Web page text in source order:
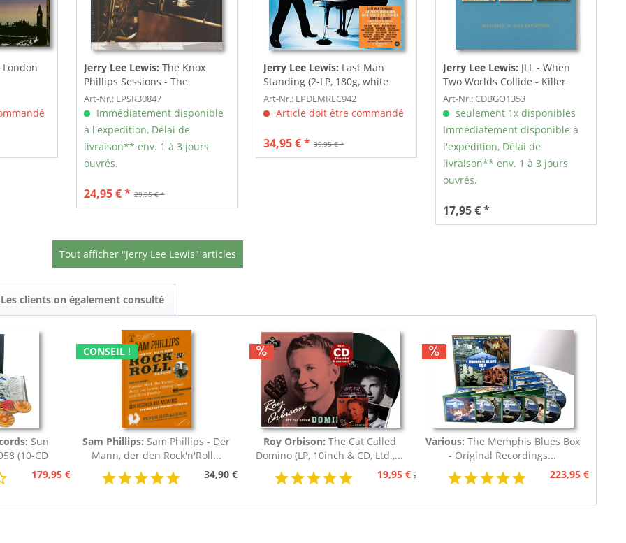
London Jerry Lee Lewis: The Knox
Phillips Sessions - The
Unreleased...
Art-Nr.: LPSR30847
Immédiatement disponible
à l'expédition, Délai de
livraison** env. 1 à 3 jours
ouvrés.
29,95 € *
24,95 € *
Jerry Lee Lewis: Last Man
Standing (2-LP, 180g, white
vinyl)
Art-Nr.: LPDEMREC942
Article doit être commandé
39,95 € *
34,95 € *
Jerry Lee Lewis: JLL - When
Two Worlds Collide - Killer
Country...
Art-Nr.: CDBGO1353
seulement 1x disponibles
Immédiatement disponible à
l'expédition, Délai de
livraison** env. 1 à 3 jours
ouvrés.
17,95 € *
Tout afficher "Jerry Lee Lewis" articles
Les clients on également consulté
Sun
(10-CD
179,95 € 188,95 €
CONSEIL !
Sam Phillips: Sam Phillips - Der
Mann, der den Rock'n'Roll...
34,90 €
Roy Orbison: The Cat Called
Domino (LP, 10inch & CD, Ltd.,...
19,95 € 29,95 €
Various: The Memphis Blues Box
- Original Recordings...
223,95 €